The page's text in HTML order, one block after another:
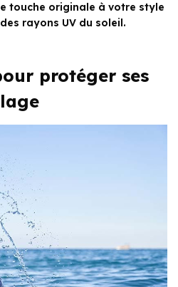
touche originale à votre style
rayons UV du soleil.
protéger ses